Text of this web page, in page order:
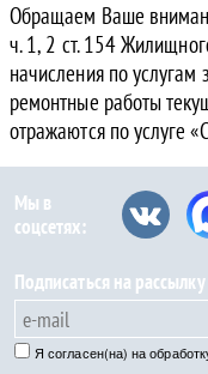
Обращаем Ваше
ч. 1, 2 ст. 154
начисления по
ремонтные работы
отражаются по услуге
Мы в
соцсетях:
Подписаться на
Я согласен(на) на